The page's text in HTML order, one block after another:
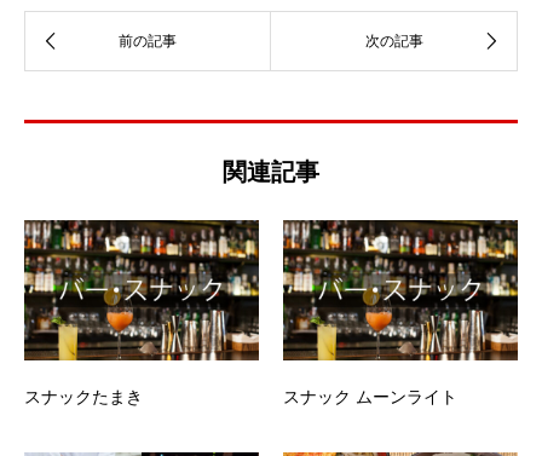
関連記事
スナックたまき スナック ムーンライト